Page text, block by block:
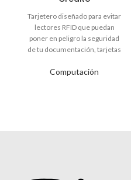
Computación
Tarjetero diseñado para evitar
lectores RFID que puedan
poner en peligro la seguridad
de tu documentación, tarjetas